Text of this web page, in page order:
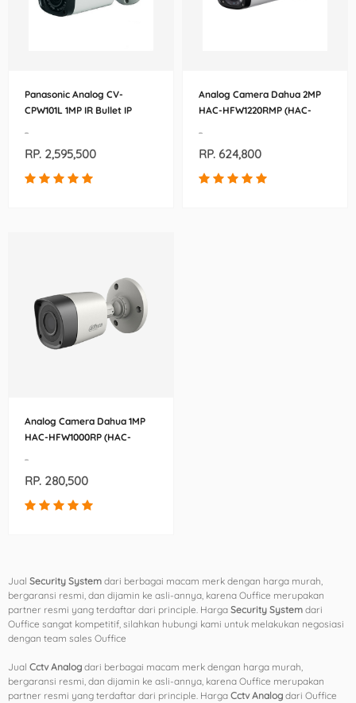
Panasonic Analog CV-
CPW101L 1MP IR Bullet IP
-
RP. 2,595,500
Analog Camera Dahua 2MP
HAC-HFW1220RMP (HAC-
-
RP. 624,800
Analog Camera Dahua 1MP
HAC-HFW1000RP (HAC-
-
RP. 280,500
Jual Security System dari berbagai macam merk dengan harga murah,
bergaransi resmi, dan dijamin ke asli-annya, karena Ouffice merupakan
partner resmi yang terdaftar dari principle. Harga Security System dari
Ouffice sangat kompetitif, silahkan hubungi kami untuk melakukan negosiasi
dengan team sales Ouffice
Jual Cctv Analog dari berbagai macam merk dengan harga murah,
bergaransi resmi, dan dijamin ke asli-annya, karena Ouffice merupakan
partner resmi yang terdaftar dari principle. Harga Cctv Analog dari Ouffice